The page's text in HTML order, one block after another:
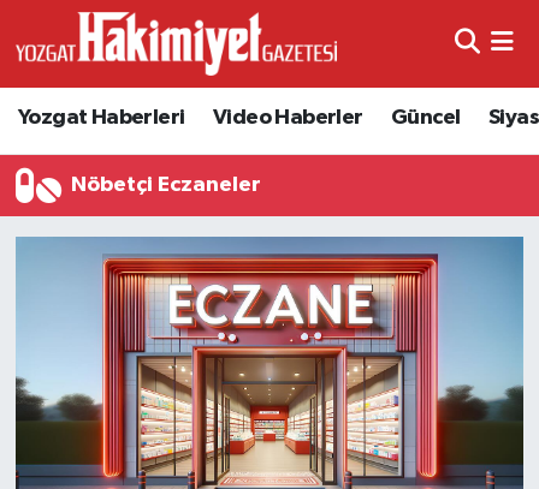
Yozgat Haberleri Video Haberler Güncel
Nöbetçi Eczaneler